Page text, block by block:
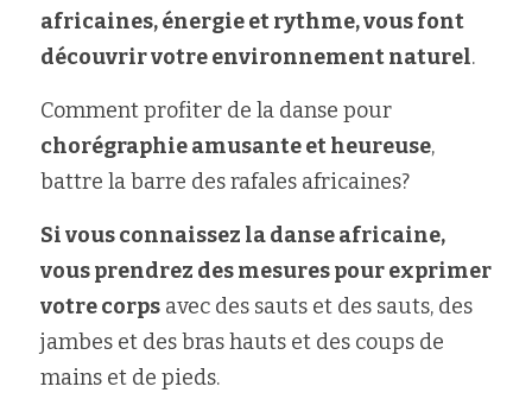
africaines, énergie et rythme, vous font
découvrir votre environnement naturel.
chorégraphie amusante et heureuse,
battre la barre des rafales africaines?
Si vous connaissez la danse africaine,
vous prendrez des mesures pour exprimer
votre corps avec des sauts et des sauts, des
jambes et des bras hauts et des coups de
mains et de pieds.